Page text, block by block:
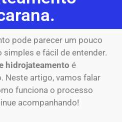
pode parecer um pouco
e fácil de entender.
hidrojateamento é
Neste artigo, vamos falar
funciona o processo
acompanhando!